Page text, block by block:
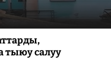
тыюу салуу